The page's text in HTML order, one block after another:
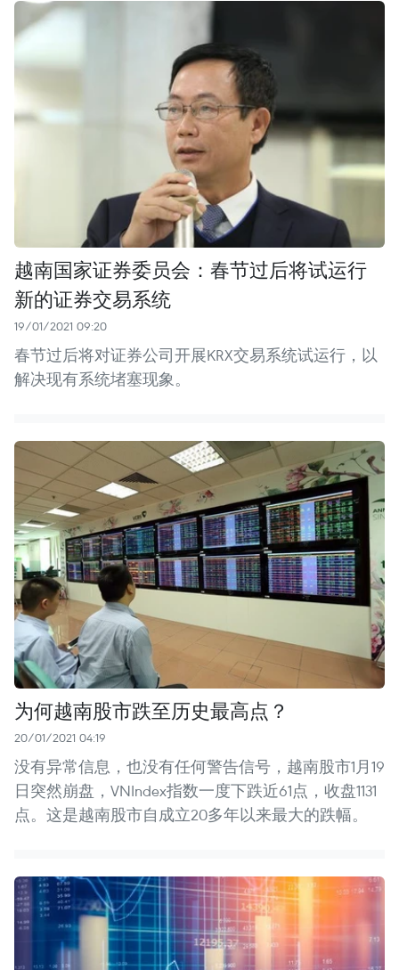
越南国家证券委员会：春节过后将试运行
新的证券交易系统
19/01/2021 09:20
春节过后将对证券公司开展KRX交易系统试运行，以
解决现有系统堵塞现象。
为何越南股市跌至历史最高点？
20/01/2021 04:19
没有异常信息，也没有任何警告信号，越南股市1月19
日突然崩盘，VNIndex指数一度下跌近61点，收盘1131
点。这是越南股市自成立20多年以来最大的跌幅。